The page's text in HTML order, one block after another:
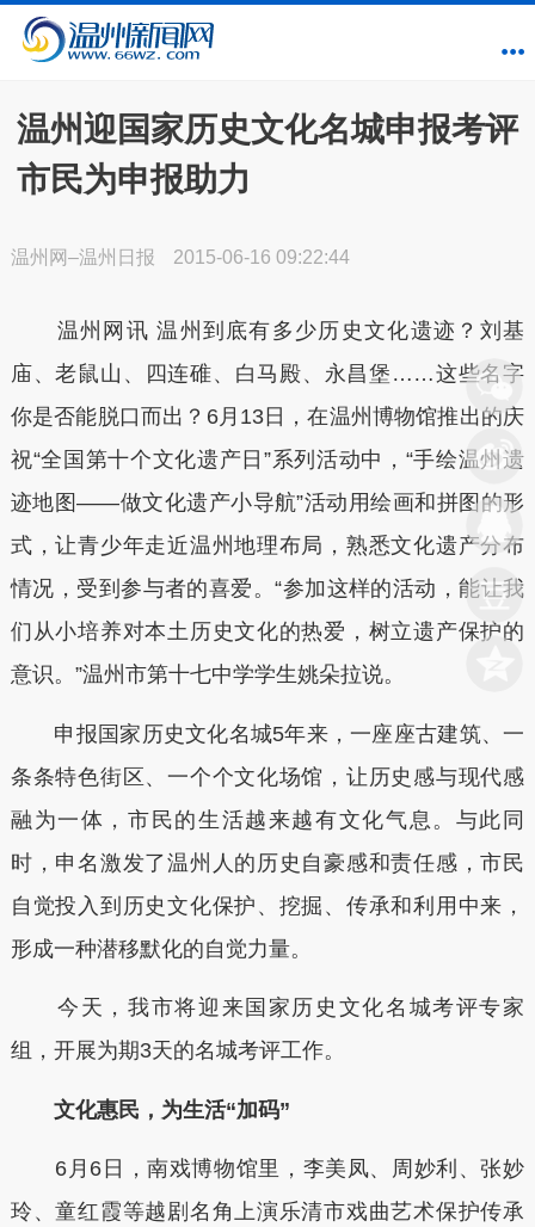
温州迎国家历史文化名城申报考评
市民为申报助力
温州网–温州日报 2015-06-16 09:22:44
温州网讯 温州到底有多少历史文化遗迹？刘基
庙、老鼠山、四连碓、白马殿、永昌堡……这些名字
你是否能脱口而出？6月13日，在温州博物馆推出的庆
祝“全国第十个文化遗产日”系列活动中，“手绘温州遗
迹地图——做文化遗产小导航”活动用绘画和拼图的形
式，让青少年走近温州地理布局，熟悉文化遗产分布
情况，受到参与者的喜爱。“参加这样的活动，能让我
们从小培养对本土历史文化的热爱，树立遗产保护的
意识。”温州市第十七中学学生姚朵拉说。
申报国家历史文化名城5年来，一座座古建筑、一
条条特色街区、一个个文化场馆，让历史感与现代感
融为一体，市民的生活越来越有文化气息。与此同
时，申名激发了温州人的历史自豪感和责任感，市民
自觉投入到历史文化保护、挖掘、传承和利用中来，
形成一种潜移默化的自觉力量。
今天，我市将迎来国家历史文化名城考评专家
组，开展为期3天的名城考评工作。
文化惠民，为生活“加码”
6月6日，南戏博物馆里，李美凤、周妙利、张妙
玲、童红霞等越剧名角上演乐清市戏曲艺术保护传承